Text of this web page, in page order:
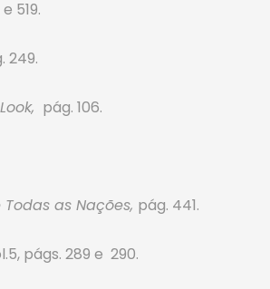
519.
249.
pág. 106.
as Nações, pág. 441.
págs. 289 e 290.